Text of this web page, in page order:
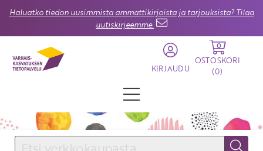
Haluatko tiedon uusimmista ammattikirjoista ja tarjouksista? Tilaa
uutiskirjeemme.
KIRJAUDU
0
OSTOSKORI
(0)
KIRJAUDU SISÄÄN